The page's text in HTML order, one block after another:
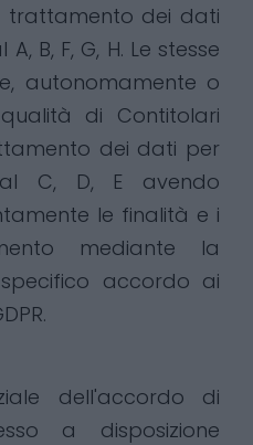
trattamento dei dati
B, F, G, H. Le stesse
autonomamente o
di Contitolari
dei dati per
C, D, E avendo
le finalità e i
mediante la
accordo ai
dell'accordo di
a disposizione